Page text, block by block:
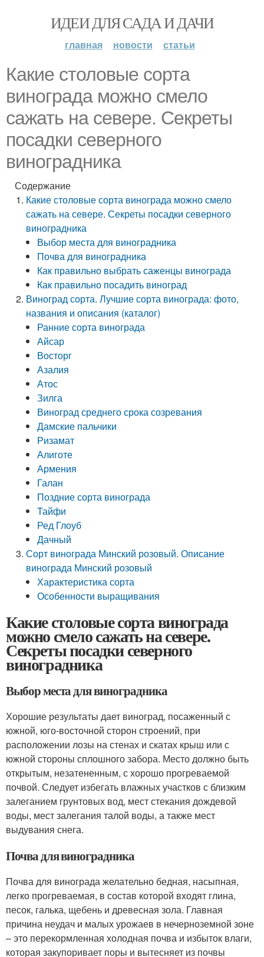
ИДЕИ ДЛЯ САДА И ДАЧИ
главная новости статьи
Какие столовые сорта
винограда можно смело
сажать на севере. Секреты
посадки северного
виноградника
Содержание
Какие столовые сорта винограда можно смело
сажать на севере. Секреты посадки северного
виноградника
Выбор места для виноградника
Почва для виноградника
Как правильно выбрать саженцы винограда
Как правильно посадить виноград
Виноград сорта. Лучшие сорта винограда: фото,
названия и описания (каталог)
Ранние сорта винограда
Айсар
Восторг
Азалия
Атос
Зилга
Виноград среднего срока созревания
Дамские пальчики
Ризамат
Алиготе
Армения
Галан
Поздние сорта винограда
Тайфи
Ред Глоуб
Дачный
Сорт винограда Минский розовый. Описание
винограда Минский розовый
Характеристика сорта
Особенности выращивания
Какие столовые сорта винограда
можно смело сажать на севере.
Секреты посадки северного
виноградника
Выбор места для виноградника
Хорошие результаты дает виноград, посаженный с
южной, юго-восточной сторон строений, при
расположении лозы на стенах и скатах крыш или с
южной стороны сплошного забора. Место должно быть
открытым, незатененным, с хорошо прогреваемой
почвой. Следует избегать влажных участков с близким
залеганием грунтовых вод, мест стекания дождевой
воды, мест залегания талой воды, а также мест
выдувания снега.
Почва для виноградника
Почва для винограда желательно бедная, насыпная,
легко прогреваемая, в состав которой входят глина,
песок, галька, щебень и древесная зола. Главная
причина неудач и малых урожаев в нечерноземной зоне
– это перекормленная холодная почва и избыток влаги,
которая закупоривает поры и вытесняет из почвы